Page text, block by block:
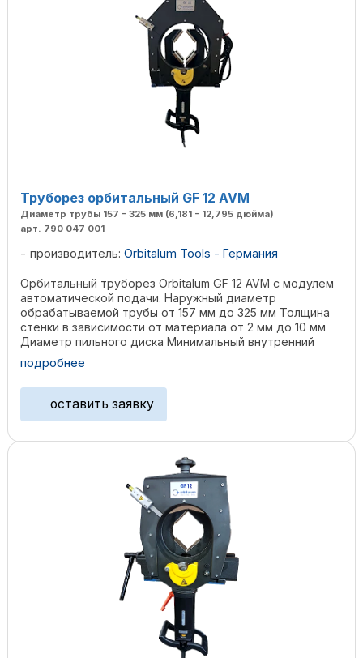
Труборез орбитальный GF 12 AVM
Диаметр трубы 157 – 325 мм (6,181 - 12,795 дюйма)
арт. 790 047 001
производитель: Orbitalum Tools - Германия
Орбитальный труборез Orbitalum GF 12 AVM с модулем
автоматической подачи. Наружный диаметр
обрабатываемой трубы от 157 мм до 325 мм Толщина
стенки в зависимости от материала от 2 мм до 10 мм
Диаметр пильного диска Минимальный внутренний
диаметр ...
подробнее
оставить заявку